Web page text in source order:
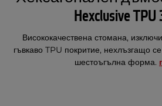
Hexclusive TPU
Висококачествена стомана,
гъвкаво TPU покритие, нехлъзгащо
шестоъгълна форма.